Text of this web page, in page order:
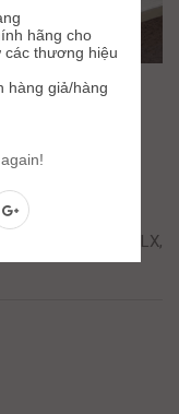
xe
dòng như Piaggo LX,
hãng cho
các thương hiệu
hàng giả/hàng